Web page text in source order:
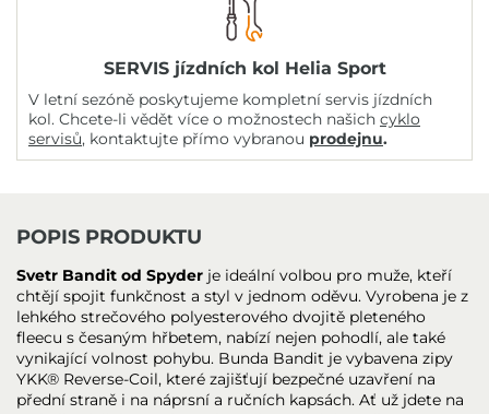
SERVIS jízdních kol Helia Sport
V letní sezóně poskytujeme kompletní servis jízdních
kol. Chcete-li vědět více o možnostech našich cyklo
servisů, kontaktujte přímo vybranou prodejnu.
POPIS PRODUKTU
Svetr Bandit od Spyder je ideální volbou pro muže, kteří
chtějí spojit funkčnost a styl v jednom oděvu. Vyrobena je z
lehkého strečového polyesterového dvojitě pleteného
fleecu s česaným hřbetem, nabízí nejen pohodlí, ale také
vynikající volnost pohybu. Bunda Bandit je vybavena zipy
YKK® Reverse-Coil, které zajišťují bezpečné uzavření na
přední straně i na náprsní a ručních kapsách. Ať už jdete na